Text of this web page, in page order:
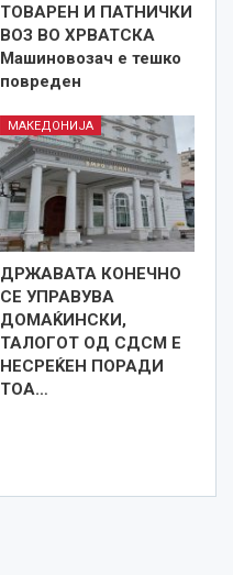
ТОВАРЕН И ПАТНИЧКИ
ВОЗ ВО ХРВАТСКА
Машиновозач е тешко
повреден
МАКЕДОНИЈА
ДРЖАВАТА КОНЕЧНО
СЕ УПРАВУВА
ДОМАЌИНСКИ,
ТАЛОГОТ ОД СДСМ Е
НЕСРЕЌЕН ПОРАДИ
ТОА…